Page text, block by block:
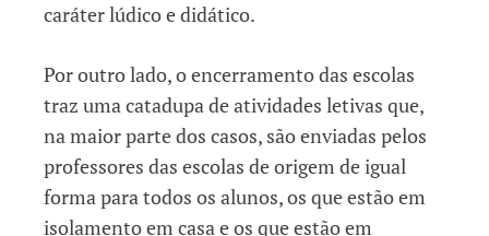
caráter lúdico e didático.
Por outro lado, o encerramento das escolas
traz uma catadupa de atividades letivas que,
na maior parte dos casos, são enviadas pelos
professores das escolas de origem de igual
forma para todos os alunos, os que estão em
isolamento em casa e os que estão em